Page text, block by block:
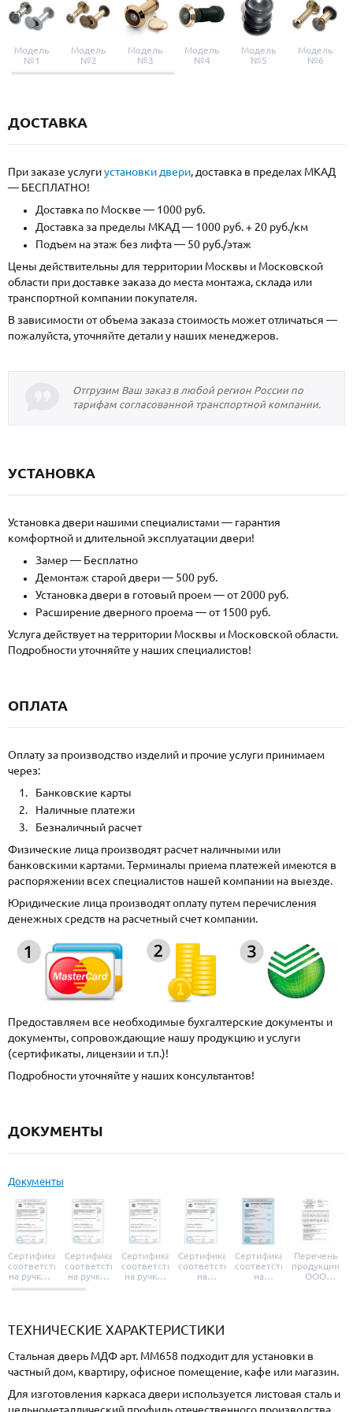
Модель
№1
Модель
№2
Модель
№3
Модель
№4
Модель
№5
Модель
№6
ДОСТАВКА
При заказе услугиустановки двери, доставка в пределах МКАД
— БЕСПЛАТНО!
Доставка по Москве — 1000 руб.
Доставка за пределы МКАД — 1000 руб. + 20 руб./км
Подъем на этаж без лифта — 50 руб./этаж
Цены действительны для территории Москвы и Московской
области при доставке заказа до места монтажа, склада или
транспортной компании покупателя.
В зависимости от объема заказа стоимость может отличаться —
пожалуйста, уточняйте детали у наших менеджеров.
Отгрузим Ваш заказ в любой регион России по
тарифам согласованной транспортной компании.
УСТАНОВКА
Установка двери нашими специалистами — гарантия
комфортной и длительной эксплуатации двери!
Замер — Бесплатно
Демонтаж старой двери — 500 руб.
Установка двери в готовый проем — от 2000 руб.
Расширение дверного проема — от 1500 руб.
Услуга действует на территории Москвы и Московской области.
Подробности уточняйте у наших специалистов!
ОПЛАТА
Оплату за производство изделий и прочие услуги принимаем
через:
Банковские карты
Наличные платежи
Безналичный расчет
Физические лица производят расчет наличными или
банковскими картами. Терминалы приема платежей имеются в
распоряжении всех специалистов нашей компании на выезде.
Юридические лица производят оплату путем перечисления
денежных средств на расчетный счет компании.
Предоставляем все необходимые бухгалтерские документы и
документы, сопровождающие нашу продукцию и услуги
(сертификаты, лицензии и т.п.)!
Подробности уточняйте у наших консультантов!
ДОКУМЕНТЫ
Документы
Сертификат
соответствия
на ручки и
броненакладки
Сертификат
соответствия
на ручки-
защелки
Сертификат
соответствия
на ручки-
Сертификат
соответствия
на
Сертификат
соответствия
на
Перечень
продукции
ООО
ТЕХНИЧЕСКИЕ ХАРАКТЕРИСТИКИ
Стальная дверь МДФ арт. ММ658 подходит для установки в
частный дом, квартиру, офисное помещение, кафе или магазин.
Для изготовления каркаса двери используется листовая сталь и